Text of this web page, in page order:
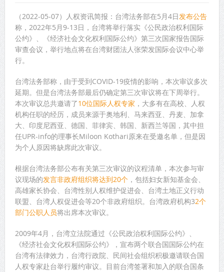
（2022-05-07）人权资讯简报：台湾法务部在5月4日发布公告
称，2022年5月9-13日，台湾将举行落实《公民政治权利国际
公约》、《经济社会文化权利国际公约》第三次国家报告国际
审查会议，举行地点将在台湾财团法人张荣发国际会议中心举
行。
台湾法务部称，由于受到COVID-19疫情的影响，本次审议多次
延期。但是台湾法务部最后仍确定第三次审议将在下周举行。
本次审议总共邀请了10位国际人权专家 ，大多有在高校、人权
机构任职的经历，成员来源于奥地利、马来西亚、丹麦、加拿
大、印度尼西亚、德国、菲律宾、韩国、新西兰等国，其中担
任UPR-info的理事长Miloon Kothari原来在受邀名单，但是因
为个人原因将缺席此次审议。
根据台湾法务部公布有关第三次审议的议程清单，本次参与审
议现场的发言非政府组织将达到20个，包括妇女新知基金会、
高雄家长协会、台湾性别人权维护促进会、台湾土地正义行动
联盟、台湾人权促进会等20个非政府组织。台湾政府机构32个
部门公职人员将出席本次审议。
2009年4月，台湾立法院通过《公民政治权利国际公约》、
《经济社会文化权利国际公约》，宣布两个联合国国际公约在
台湾有法律效力，台湾行政院、民间社会组织积极邀请联合国
人权专家赴台举行履约审议。目前台湾签署和加入的联合国条